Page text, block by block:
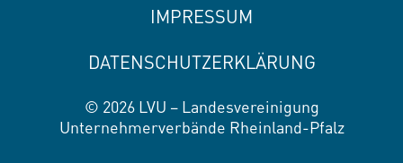
IMPRESSUM
DATENSCHUTZERKLÄRUNG
© 2026 LVU – Landesvereinigung
Unternehmerverbände Rheinland-Pfalz